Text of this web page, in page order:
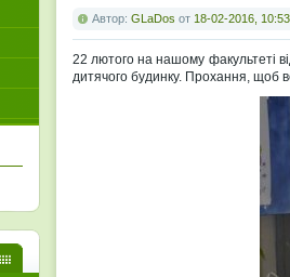
Автор: GLaDos от 18-02-2016, 10:53
22 лютого на нашому факультеті
дитячого будинку. Прохання, щоб